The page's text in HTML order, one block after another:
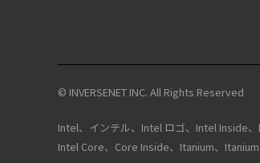
© INVERSENET INC. All Rights Reserved
Intel、インテル、Intel ロゴ、Intel Inside
Intel Core、Core Inside、Itanium、